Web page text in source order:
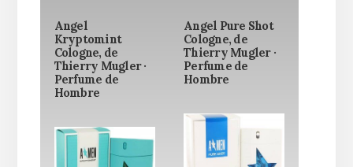
Angel
Kryptomint
Cologne, de
Thierry Mugler ·
Perfume de
Hombre
Angel Pure Shot
Cologne, de
Thierry Mugler ·
Perfume de
Hombre